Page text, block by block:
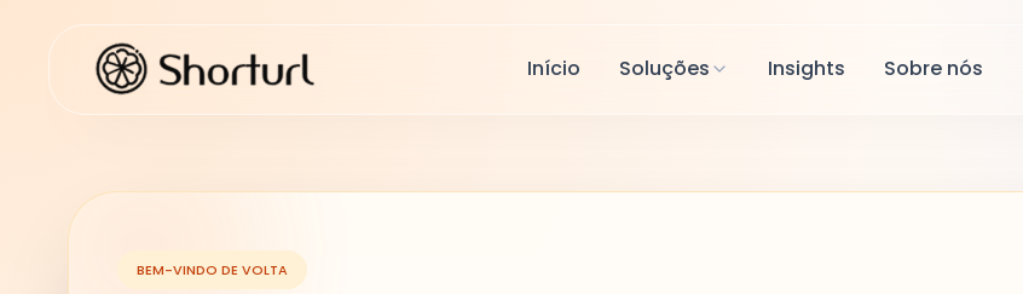
Início Soluções Insights Sobre nós
BEM-VINDO DE VOLTA